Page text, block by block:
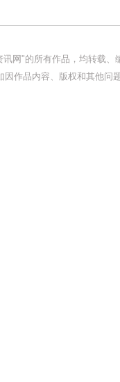
网"的所有作品，均转载
作品内容、版权和其他问